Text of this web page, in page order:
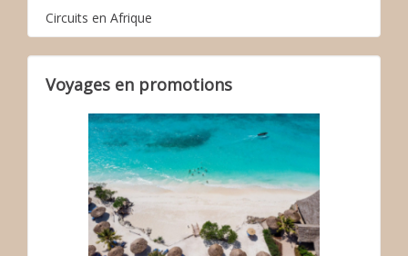
Circuits en Afrique
Voyages en promotions